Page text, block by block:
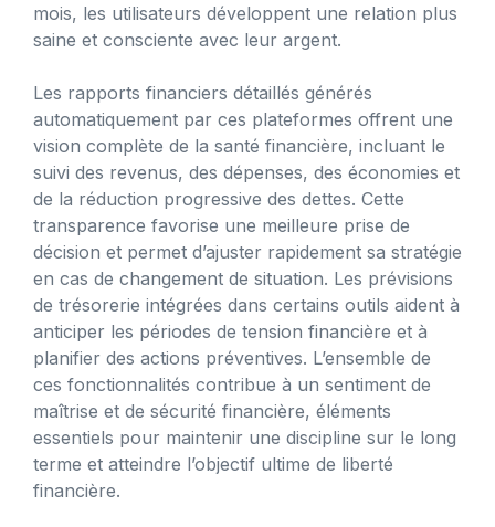
mois, les utilisateurs développent une relation plus
saine et consciente avec leur argent.
Les rapports financiers détaillés générés
automatiquement par ces plateformes offrent une
vision complète de la santé financière, incluant le
suivi des revenus, des dépenses, des économies et
de la réduction progressive des dettes. Cette
transparence favorise une meilleure prise de
décision et permet d’ajuster rapidement sa stratégie
en cas de changement de situation. Les prévisions
de trésorerie intégrées dans certains outils aident à
anticiper les périodes de tension financière et à
planifier des actions préventives. L’ensemble de
ces fonctionnalités contribue à un sentiment de
maîtrise et de sécurité financière, éléments
essentiels pour maintenir une discipline sur le long
terme et atteindre l’objectif ultime de liberté
financière.